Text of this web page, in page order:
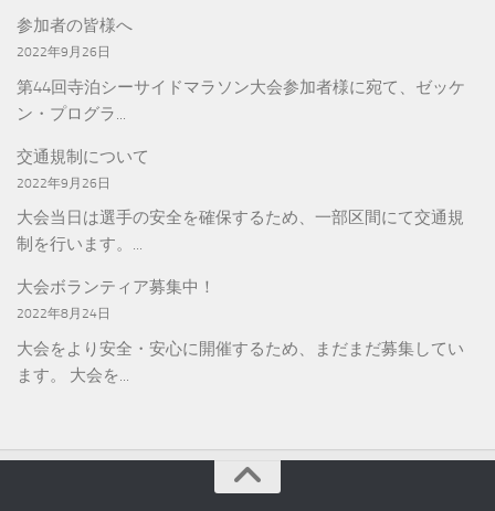
参加者の皆様へ
2022年9月26日
第44回寺泊シーサイドマラソン大会参加者様に宛て、ゼッケ
ン・プログラ...
交通規制について
2022年9月26日
大会当日は選手の安全を確保するため、一部区間にて交通規
制を行います。...
大会ボランティア募集中！
2022年8月24日
大会をより安全・安心に開催するため、まだまだ募集してい
ます。 大会を...